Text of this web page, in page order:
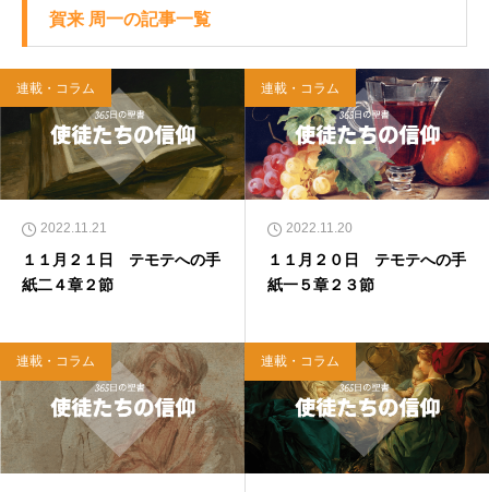
賀来 周一の記事一覧
連載・コラム
2022.11.21
１１月２１日 テモテへの手
紙二４章２節
連載・コラム
2022.11.20
１１月２０日 テモテへの手
紙一５章２３節
連載・コラム 連載・コラム